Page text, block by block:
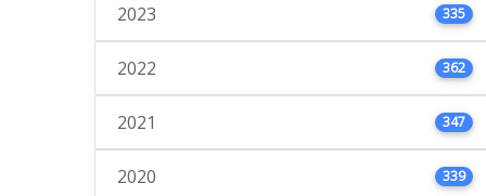
2023 335
2022 362
2021 347
2020 339